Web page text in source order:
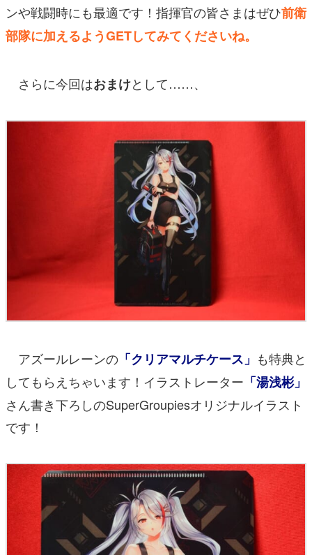
ンや戦闘時にも最適です！指揮官の皆さまはぜひ前衛
部隊に加えるようGETしてみてくださいね。
さらに今回はおまけとして……、
アズールレーンの 「クリアマルチケース」 も特典と
してもらえちゃいます！イラストレーター 「湯浅彬」
さん書き下ろしのSuperGroupiesオリジナルイラスト
です！